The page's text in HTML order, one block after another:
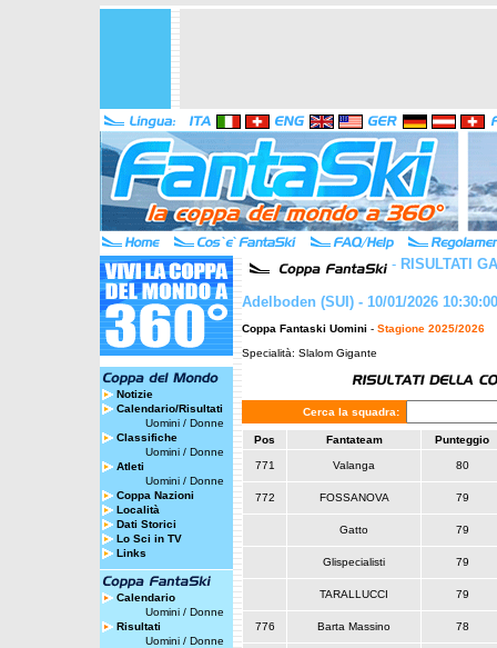
Notizie
Calendario/Risultati
Uomini / Donne
Classifiche
Uomini / Donne
Atleti
Uomini / Donne
Coppa Nazioni
Località
Dati Storici
Lo Sci in TV
Links
Calendario
Uomini / Donne
Risultati
Uomini / Donne
- RISULTATI
Adelboden (SUI) - 10/01/2026 10:30:00
Coppa Fantaski Uomini - Stagione 2025/2026
Specialità: Slalom Gigante
Cerca la squadra:
Pos Fantateam Punteggio
771 Valanga 80
772 FOSSANOVA 79
Gatto 79
Glispecialisti 79
TARALLUCCI 79
776 Barta Massino 78